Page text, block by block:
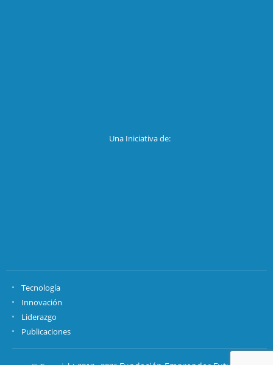
Una Iniciativa de:
Tecnología
Innovación
Liderazgo
Publicaciones